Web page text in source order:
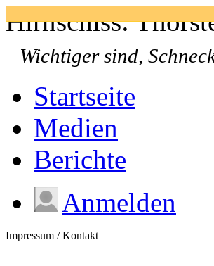
Hirnschiss:
Wichtiger sind,
Startseite
Medien
Berichte
Anmelden
Impressum / Kontakt